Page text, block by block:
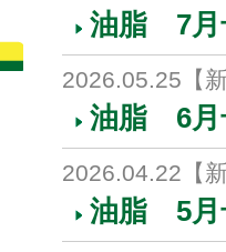
油脂 7
2026.05.25 【
油脂 6
2026.04.22 【
油脂 5